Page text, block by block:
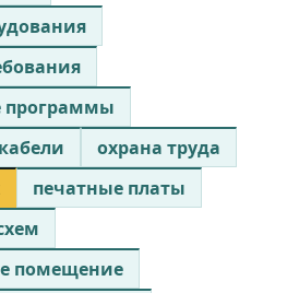
программы
охрана труда
печатные платы
помещение